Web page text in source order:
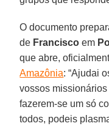
O documento
de Francisco em
que abre,
Amazônia: “Ajudai
vossos
fazerem-se um só
todos, podeis